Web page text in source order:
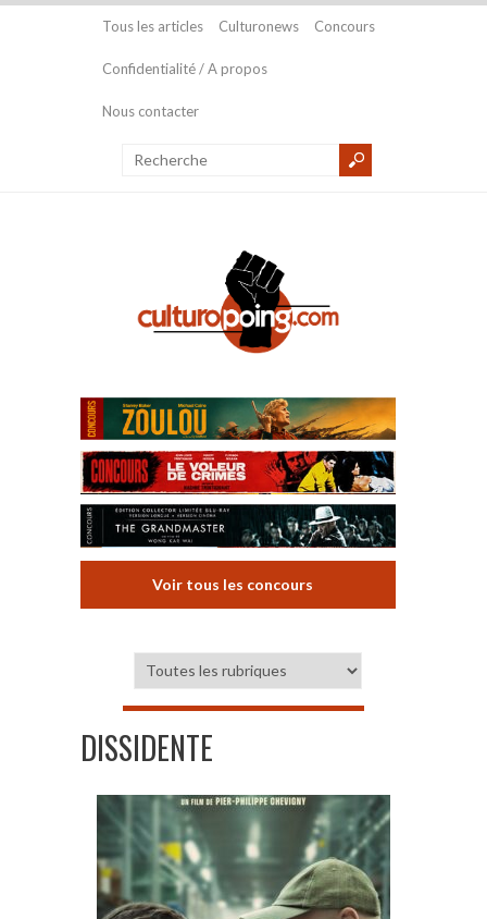
Tous les articles Culturonews Concours
Confidentialité / A propos
Nous contacter
Voir tous les concours
DISSIDENTE